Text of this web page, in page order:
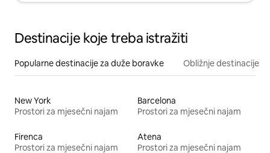
Destinacije koje treba istražiti
Popularne destinacije za duže boravke Obližnje destinacije
New York
Prostori za mjesečni najam
Barcelona
Prostori za mjesečni najam
Firenca
Prostori za mjesečni najam
Atena
Prostori za mjesečni najam